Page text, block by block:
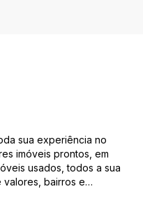
sua experiência no
imóveis prontos, em
usados, todos a sua
valores, bairros e